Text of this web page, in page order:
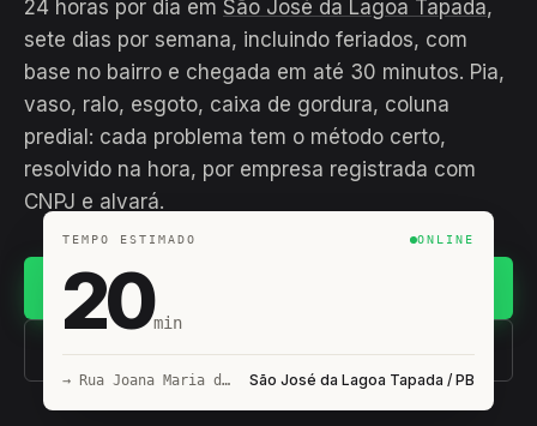
24 horas por dia em São José da Lagoa Tapada,
sete dias por semana, incluindo feriados, com
base no bairro e chegada em até 30 minutos. Pia,
vaso, ralo, esgoto, caixa de gordura, coluna
predial: cada problema tem o método certo,
resolvido na hora, por empresa registrada com
CNPJ e alvará.
(11) 93407-8838
TEMPO ESTIMADO ONLINE
20min
→ Rua Joana Maria de Sa São José da Lagoa Tapada / PB